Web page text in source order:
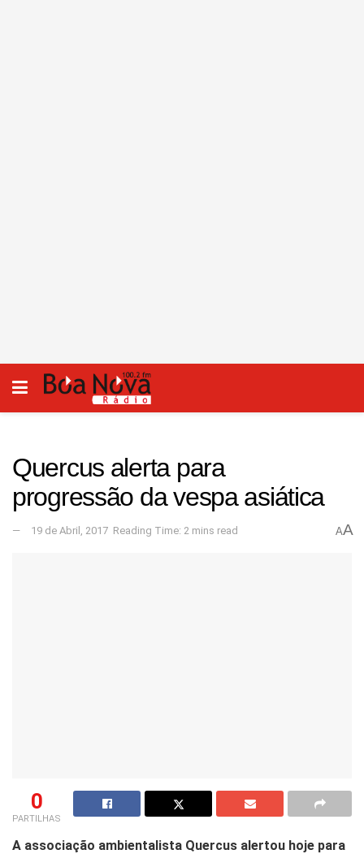
Quercus alerta para
progressão da vespa asiática
19 de Abril, 2017 Reading Time: 2 mins read AA
0
PARTILHAS
A associação ambientalista Quercus alertou hoje para